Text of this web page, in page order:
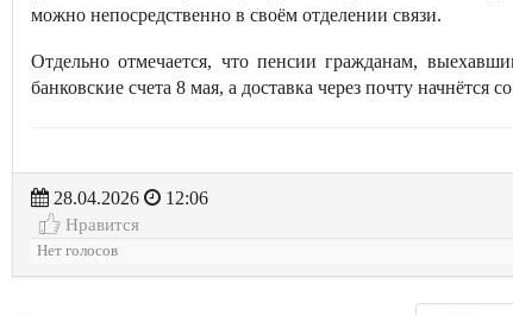
можно непосредственно в своём отделении связи.
Отдельно отмечается, что пенсии гражданам,
банковские счета 8 мая, а доставка через почту начнётся
28.04.2026
12:06
Нравится
Нет голосов